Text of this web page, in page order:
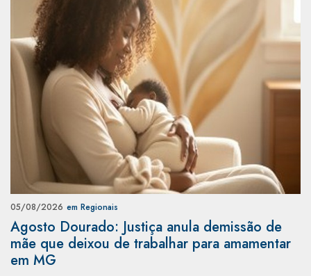
05/08/2026 em Regionais
Agosto Dourado: Justiça anula demissão de
mãe que deixou de trabalhar para amamentar
em MG